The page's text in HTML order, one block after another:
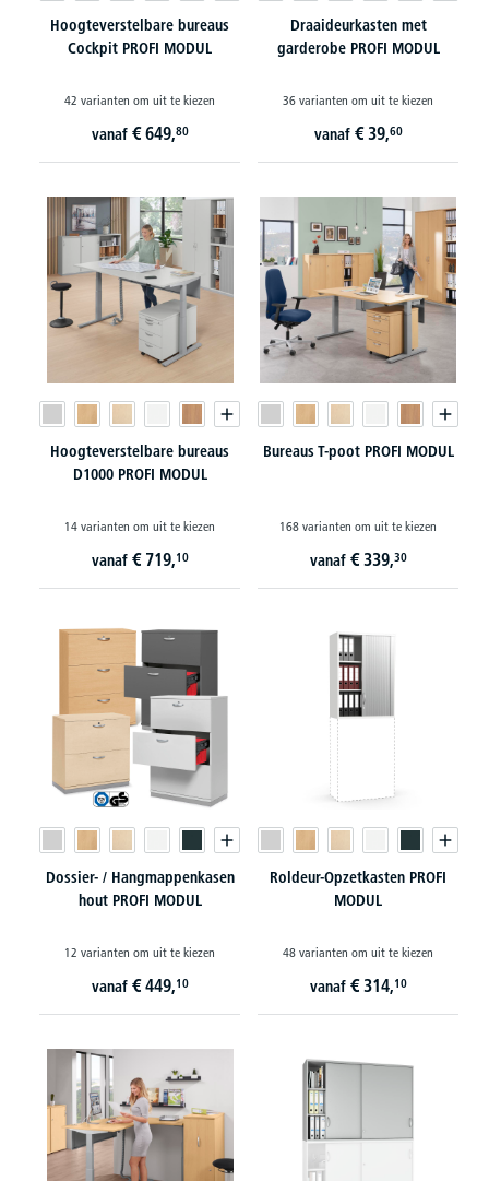
Hoogteverstelbare bureaus
Cockpit PROFI MODUL
42 varianten om uit te kiezen
vanaf € 649,80
Draaideurkasten met
garderobe PROFI MODUL
36 varianten om uit te kiezen
vanaf € 39,60
Hoogteverstelbare bureaus
D1000 PROFI MODUL
14 varianten om uit te kiezen
vanaf € 719,10
Bureaus T-poot PROFI MODUL
168 varianten om uit te kiezen
vanaf € 339,30
Dossier- / Hangmappenkasen
hout PROFI MODUL
12 varianten om uit te kiezen
vanaf € 449,10
Roldeur-Opzetkasten PROFI
MODUL
48 varianten om uit te kiezen
vanaf € 314,10